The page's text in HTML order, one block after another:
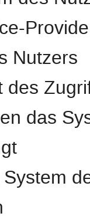
Nutzers
des
das